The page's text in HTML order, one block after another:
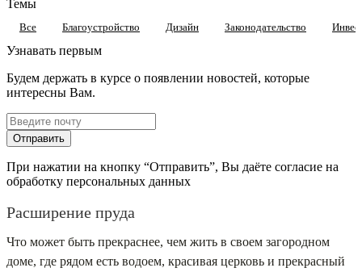
Темы
Все Благоустройство Дизайн Законодательство
Узнавать первым
Будем держать в курсе о появлении новостей, которые
интересны Вам.
Отправить
При нажатии на кнопку “Отправить”, Вы даёте согласие на
обработку персональных данных
Расширение пруда
Что может быть прекраснее, чем жить в своем загородном
доме, где рядом есть водоем, красивая церковь и прекрасный